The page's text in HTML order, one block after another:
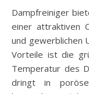
Dampfreiniger
einer attraktiven
und gewerblichen
Vorteile ist die
Temperatur des
dringt in